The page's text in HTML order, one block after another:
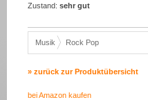
Zustand: sehr gut
Musik Rock Pop
» zurück zur Produktübersicht
bei Amazon kaufen